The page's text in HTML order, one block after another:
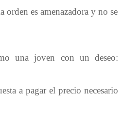
orden es amenazadora y no se
una joven con un deseo:
a pagar el precio necesario